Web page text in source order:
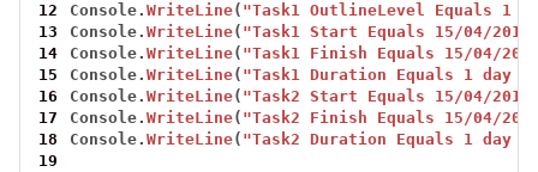
12
Console.WriteLine( "Task1 OutlineLevel Equals 1
13
Console.WriteLine( "Task1 Start Equals 15/04/
14
Console.WriteLine( "Task1 Finish Equals 15/04/
15
Console.WriteLine( "Task1 Duration Equals 1 day
16
Console.WriteLine( "Task2 Start Equals 15/04/
17
Console.WriteLine( "Task2 Finish Equals 15/04/
18
Console.WriteLine( "Task2 Duration Equals 1 day
19